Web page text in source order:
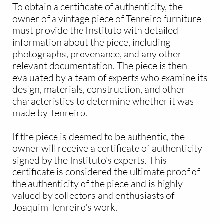
To obtain a certificate of authenticity, the
owner of a vintage piece of Tenreiro furniture
must provide the Instituto with detailed
information about the piece, including
photographs, provenance, and any other
relevant documentation. The piece is then
evaluated by a team of experts who examine its
design, materials, construction, and other
characteristics to determine whether it was
made by Tenreiro.
If the piece is deemed to be authentic, the
owner will receive a certificate of authenticity
signed by the Instituto's experts. This
certificate is considered the ultimate proof of
the authenticity of the piece and is highly
valued by collectors and enthusiasts of
Joaquim Tenreiro's work.